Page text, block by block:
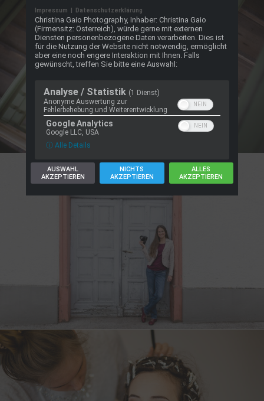
Impressum Datenschutzerklärung
Christina Gaio Photography, Inhaber: Christina Gaio
(Firmensitz: Österreich), würde gerne mit externen
Diensten personenbezogene Daten verarbeiten. Dies ist
für die Nutzung der Website nicht notwendig, ermöglicht
aber eine noch engere Interaktion mit Ihnen. Falls
gewünscht, treffen Sie bitte eine Auswahl:
Analyse / Statistik (1 Dienst)
Anonyme Auswertung zur
Fehlerbehebung und Weiterentwicklung
Google Analytics
Google LLC, USA
ⓘ Alle Details
AUSWAHL
AKZEPTIEREN
NICHTS
AKZEPTIEREN
ALLES
AKZEPTIEREN